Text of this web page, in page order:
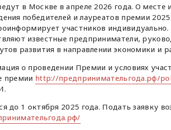
в Москве в апреле 2026 года. О месте
победителей и лауреатов премии
участников
известные предприниматели,
развития в направлении экономики и
о проведении Премии и условиях
премии http://предпринимательгода.рф/
до 1 октября 2025 года. Подать заявку